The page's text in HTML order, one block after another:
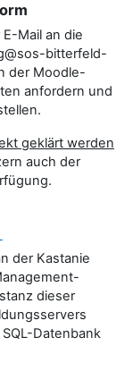
Mail an die
bitterfeld-
der Moodle-
anfordern und
geklärt werden
auch der
der Kastanie
dieser
Datenbank